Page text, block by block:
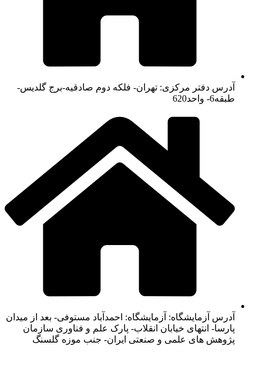
آدرس دفتر مرکزی: تهران- فلکه دوم صادقیه-برج گلدیس-
طبقه6- واحد620
آدرس آزمایشگاه: آزمایشگاه: احمدآباد مستوفی- بعد از میدان
پارسا- انتهای خیابان انقلاب- پارک علم و فناوری سازمان
پژوهش های علمی و صنعتی ایران- جنب موزه گلسنگ